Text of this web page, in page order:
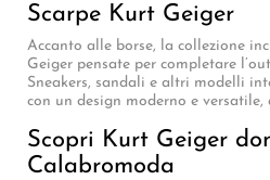
Scarpe Kurt Geiger
Accanto alle borse, la collezione
Geiger pensate per completare
Sneakers, sandali e altri modelli
con un design moderno e
Scopri Kurt Geiger
Calabromoda